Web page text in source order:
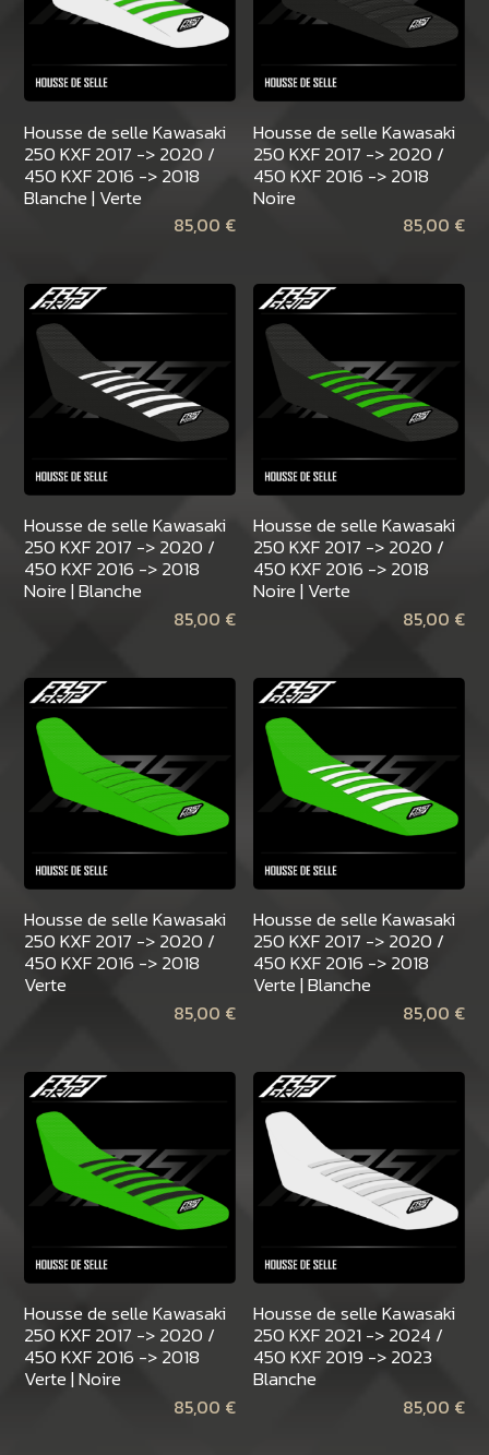
Housse de selle Kawasaki
250 KXF 2017 -> 2020 /
450 KXF 2016 -> 2018
Blanche | Verte
85,00 €
Housse de selle Kawasaki
250 KXF 2017 -> 2020 /
450 KXF 2016 -> 2018
Noire
85,00 €
Housse de selle Kawasaki
250 KXF 2017 -> 2020 /
450 KXF 2016 -> 2018
Noire | Blanche
85,00 €
Housse de selle Kawasaki
250 KXF 2017 -> 2020 /
450 KXF 2016 -> 2018
Noire | Verte
85,00 €
Housse de selle Kawasaki
250 KXF 2017 -> 2020 /
450 KXF 2016 -> 2018
Verte
85,00 €
Housse de selle Kawasaki
250 KXF 2017 -> 2020 /
450 KXF 2016 -> 2018
Verte | Blanche
85,00 €
Housse de selle Kawasaki
250 KXF 2017 -> 2020 /
450 KXF 2016 -> 2018
Verte | Noire
85,00 €
Housse de selle Kawasaki
250 KXF 2021 -> 2024 /
450 KXF 2019 -> 2023
Blanche
85,00 €